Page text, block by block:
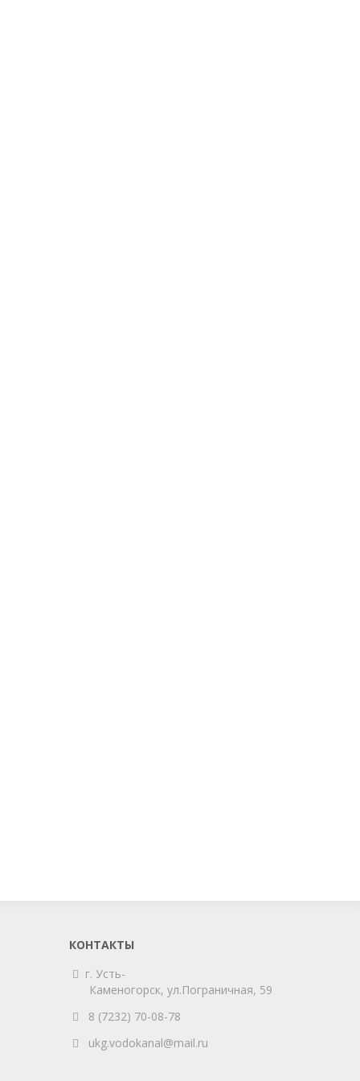
КОНТАКТЫ
г. Усть-
Каменогорск, ул.Пограничная, 59
8 (7232) 70-08-78
ukg.vodokanal@mail.ru